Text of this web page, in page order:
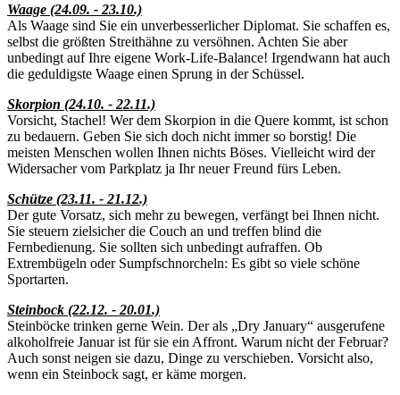
Waage (24.09. - 23.10.)
Als Waage sind Sie ein unverbesserlicher Diplomat. Sie schaffen es,
selbst die größten Streithähne zu versöhnen. Achten Sie aber
unbedingt auf Ihre eigene Work-Life-Balance! Irgendwann hat auch
die geduldigste Waage einen Sprung in der Schüssel.
Skorpion (24.10. - 22.11.)
Vorsicht, Stachel! Wer dem Skorpion in die Quere kommt, ist schon
zu bedauern. Geben Sie sich doch nicht immer so borstig! Die
meisten Menschen wollen Ihnen nichts Böses. Vielleicht wird der
Widersacher vom Parkplatz ja Ihr neuer Freund fürs Leben.
Schütze (23.11. - 21.12.)
Der gute Vorsatz, sich mehr zu bewegen, verfängt bei Ihnen nicht.
Sie steuern zielsicher die Couch an und treffen blind die
Fernbedienung. Sie sollten sich unbedingt aufraffen. Ob
Extrembügeln oder Sumpfschnorcheln: Es gibt so viele schöne
Sportarten.
Steinbock (22.12. - 20.01.)
Steinböcke trinken gerne Wein. Der als „Dry January“ ausgerufene
alkoholfreie Januar ist für sie ein Affront. Warum nicht der Februar?
Auch sonst neigen sie dazu, Dinge zu verschieben. Vorsicht also,
wenn ein Steinbock sagt, er käme morgen.